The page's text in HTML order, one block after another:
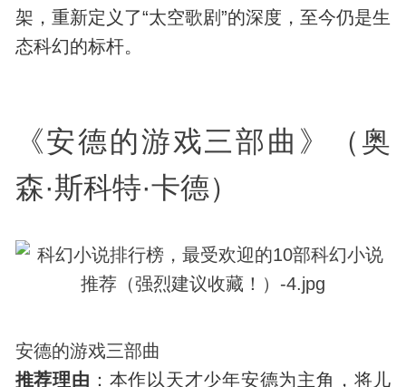
架，重新定义了“太空歌剧”的深度，至今仍是生
态科幻的标杆。
《安德的游戏三部曲》（奥
森·斯科特·卡德）
安德的游戏三部曲
推荐理由 ：本作以天才少年安德为主角，将儿